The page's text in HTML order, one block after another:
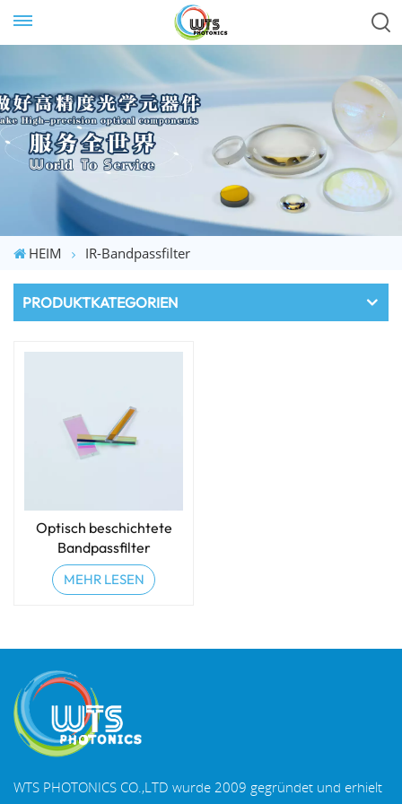
HEIM IR-Bandpassfilter
PRODUKTKATEGORIEN
Optisch beschichtete
Bandpassfilter
MEHR LESEN
WTS PHOTONICS CO.,LTD wurde 2009 gegründet und erhielt